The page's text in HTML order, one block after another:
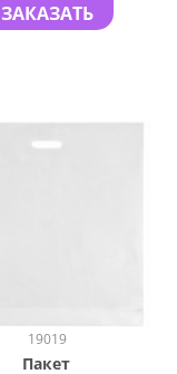
ЗАКАЗАТЬ
19019
Пакет